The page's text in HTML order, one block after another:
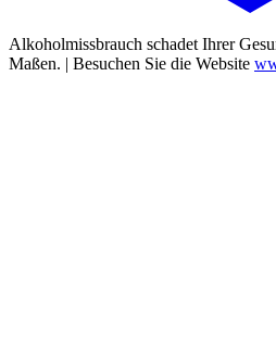
Alkoholmissbrauch schadet Ihrer
Maßen. | Besuchen Sie die Website